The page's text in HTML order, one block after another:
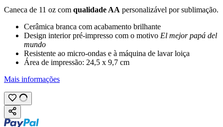
Caneca de 11 oz com qualidade AA personalizável porsublimação.
Cerâmica branca com acabamento brilhante
Design interior pré-impresso com o motivo El mejor papá del
mundo
Resistente ao micro-ondas e à máquina de lavar loiça
Área de impressão: 24,5 x 9,7 cm
Mais informações